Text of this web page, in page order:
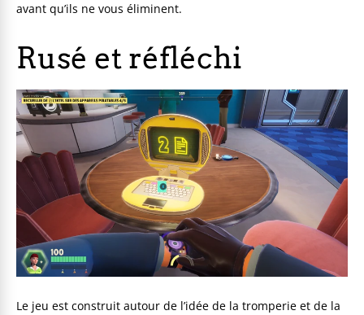
avant qu’ils ne vous éliminent.
Rusé et réfléchi
Le jeu est construit autour de l’idée de la tromperie et de la